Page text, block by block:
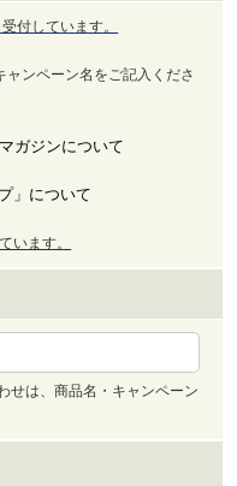
付しています。
ンペーン名をご記入くださ
ガジンについて
」について
います。
せは、商品名・キャンペーン